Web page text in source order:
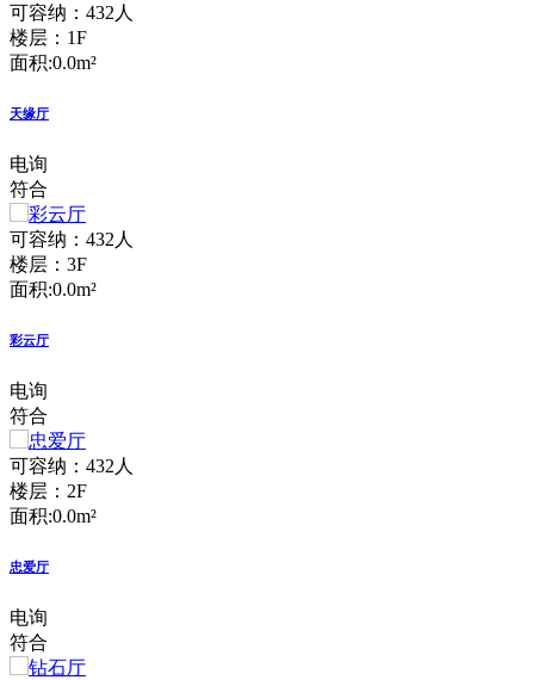
可容纳：432人
楼层：1F
面积:0.0m²
天缘厅
电询
符合
可容纳：432人
楼层：3F
面积:0.0m²
彩云厅
电询
符合
可容纳：432人
楼层：2F
面积:0.0m²
忠爱厅
电询
符合